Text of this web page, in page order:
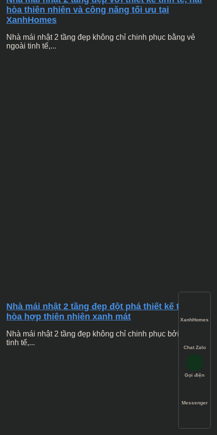
hòa thiên nhiên và công năng tối ưu tại
XanhHomes
Nhà mái nhật 2 tầng đẹp không chỉ chinh phục bằng vẻ
ngoài tinh tế,...
Nhà mái nhật 2 tầng đẹp đột phá thiết kế tinh tế
hòa hợp thiên nhiên xanh mát
Nhà mái nhật 2 tầng đẹp không chỉ chinh phục bởi thiết kế
tinh tế,...
XanhHomes
Chat Zalo
Gọi điện
Messenger